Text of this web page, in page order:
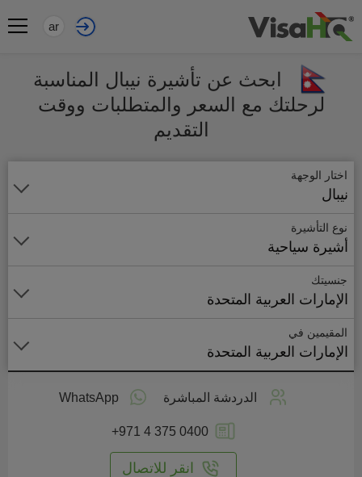
ar
ابحث عن تأشيرة نيبال المناسبة
لرحلتك مع السعر والمتطلبات ووقت
التقديم
اختار الوجهة
نيبال
نوع التأشيرة
أشيرة سياحية
جنسيتك
الإمارات العربية المتحدة
المقيمين في
الإمارات العربية المتحدة
الدردشة المباشرة WhatsApp
+971 4 375 0400
انقر للاتصال